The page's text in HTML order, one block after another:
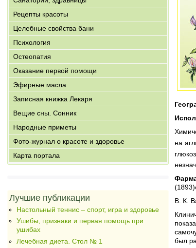
Рецепты красоты
Целебные свойства бани
Психология
Остеопатия
Оказание первой помощи
Эфирные масла
Записная книжка Лекаря
Вещие сны. Сонник
Народные приметы
Фото-журнал о красоте и здоровье
Карта портала
Лучшие публикации
Настольный теннис – спорт, игра и здоровье
Ушибы, признаки и первая помощь при
ушибах
Лечебная диета. Стол № 1
на
В. К.
был